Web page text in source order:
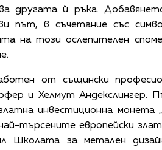
другата й ръка.
път, в съчетание със
на този ослепителен
от същински
и Хелмут Андекслингер.
инвестиционна монета
търсените европейски
Школата за метален